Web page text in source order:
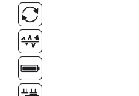
OIML M1
OIML M2
OIML M3
Greutati newtoniene
Bare suport
Bare suport (Newtoniene)